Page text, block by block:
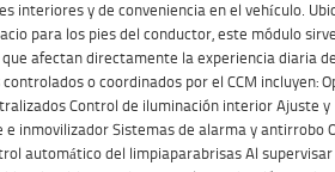
interiores y de conveniencia en el vehículo.
para los pies del conductor, este módulo
afectan directamente la experiencia diaria
o coordinados por el CCM incluyen:
Control de iluminación interior Ajuste
e inmovilizador Sistemas de alarma y antirrobo
automático del limpiaparabrisas Al supervisar